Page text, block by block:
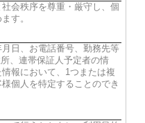
会秩序を尊重・厳守し、個
す。
日、お電話番号、勤務先等
、連帯保証人予定者の情
報において、1つまたは複
個人を特定することのでき